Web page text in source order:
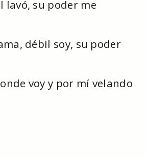
lavó, su poder me
débil soy, su poder
voy y por mí velando